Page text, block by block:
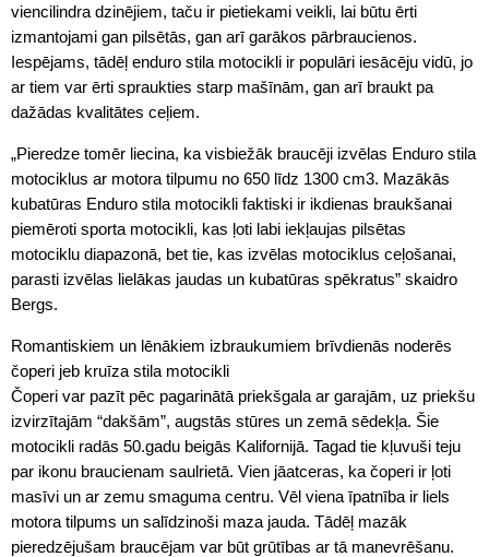
viencilindra dzinējiem, taču ir pietiekami veikli, lai būtu ērti
izmantojami gan pilsētās, gan arī garākos pārbraucienos.
Iespējams, tādēļ enduro stila motocikli ir populāri iesācēju vidū, jo
ar tiem var ērti spraukties starp mašīnām, gan arī braukt pa
dažādas kvalitātes ceļiem.
„Pieredze tomēr liecina, ka visbiežāk braucēji izvēlas Enduro stila
motociklus ar motora tilpumu no 650 līdz 1300 cm3. Mazākās
kubatūras Enduro stila motocikli faktiski ir ikdienas braukšanai
piemēroti sporta motocikli, kas ļoti labi iekļaujas pilsētas
motociklu diapazonā, bet tie, kas izvēlas motociklus ceļošanai,
parasti izvēlas lielākas jaudas un kubatūras spēkratus” skaidro
Bergs.
Romantiskiem un lēnākiem izbraukumiem brīvdienās noderēs
čoperi jeb kruīza stila motocikli
Čoperi var pazīt pēc pagarinātā priekšgala ar garajām, uz priekšu
izvirzītajām “dakšām”, augstās stūres un zemā sēdekļa. Šie
motocikli radās 50.gadu beigās Kalifornijā. Tagad tie kļuvuši teju
par ikonu braucienam saulrietā. Vien jāatceras, ka čoperi ir ļoti
masīvi un ar zemu smaguma centru. Vēl viena īpatnība ir liels
motora tilpums un salīdzinoši maza jauda. Tādēļ mazāk
pieredzējušam braucējam var būt grūtības ar tā manevrēšanu.